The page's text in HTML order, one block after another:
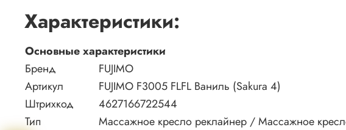
Характеристики:
Основные характеристики
Бренд
FUJIMO
Артикул
FUJIMO F3005 FLFL Ваниль (Sakura 4)
Штрихкод
4627166722544
Тип
Массажное кресло реклайнер / Массажное